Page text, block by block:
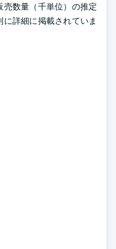
売数量（千単位）の推定
詳細に掲載されていま